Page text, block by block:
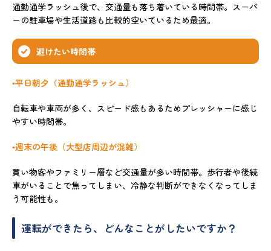
通勤通学ラッシュ後で、交通量も落ち着いている時間帯。スーパ
ーの駐車場や生活道路も比較的空いているため最適。
避けたい時間帯
▪️平日朝夕（通勤通学ラッシュ）
自転車や車両が多く、スピード感もあるためプレッシャーに感じ
やすい時間帯。
▪️週末の午後（大型店周辺が混雑）
買い物客やファミリー層など交通量が多い時間帯。歩行者や後続
車がいることで焦ってしまい、冷静な判断ができなくなってしま
う可能性も。
運転ができたら、どんなことがしたいですか？